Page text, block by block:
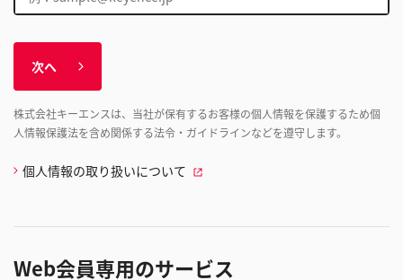
次へ
株式会社キーエンスは、当社が保有するお客様の個人情報を保護するため個
人情報保護法を含め関係する法令・ガイドラインなどを遵守します。
個人情報の取り扱いについて
Web会員専用のサービス